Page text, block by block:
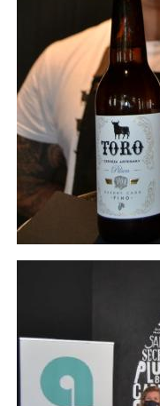
Fundación
diplomas a